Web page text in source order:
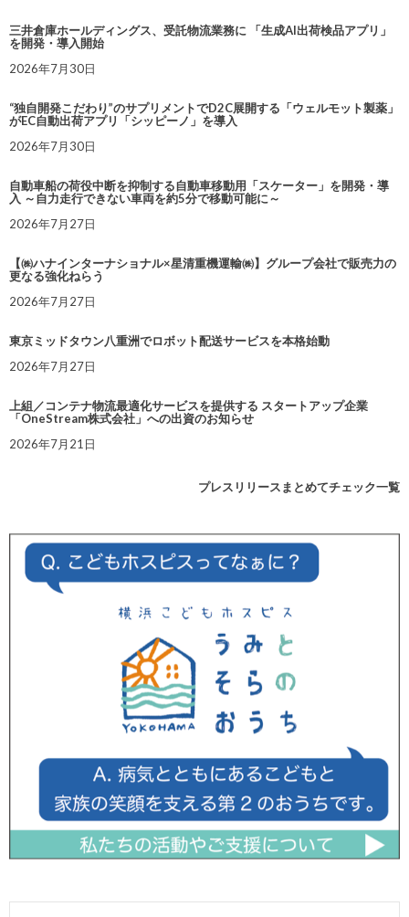
三井倉庫ホールディングス、受託物流業務に 「生成AI出荷検品アプリ」
を開発・導入開始
2026年7月30日
“独自開発こだわり”のサプリメントでD2C展開する「ウェルモット製薬」
がEC自動出荷アプリ「シッピーノ」を導入
2026年7月30日
自動車船の荷役中断を抑制する自動車移動用「スケーター」を開発・導
入 ～自力走行できない車両を約5分で移動可能に～
2026年7月27日
【㈱ハナインターナショナル×星清重機運輸㈱】グループ会社で販売力の
更なる強化ねらう
2026年7月27日
東京ミッドタウン八重洲でロボット配送サービスを本格始動
2026年7月27日
上組／コンテナ物流最適化サービスを提供する スタートアップ企業
「OneStream株式会社」への出資のお知らせ
2026年7月21日
プレスリリースまとめてチェック一覧